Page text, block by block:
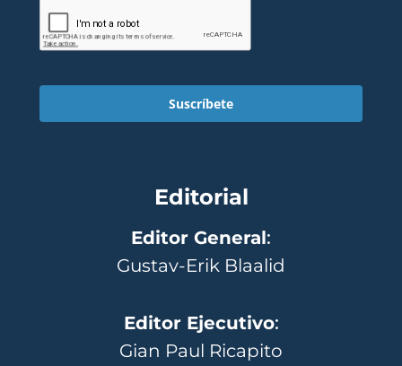
Suscríbete
Editorial
Editor General:
Gustav-Erik Blaalid
Editor Ejecutivo:
Gian Paul Ricapito